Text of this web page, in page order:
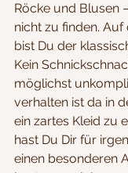
Röcke und Blusen
nicht zu finden. Auf
bist Du der
Kein
möglichst
verhalten ist da in
ein zartes Kleid zu
hast Du Dir für
einen besonderen